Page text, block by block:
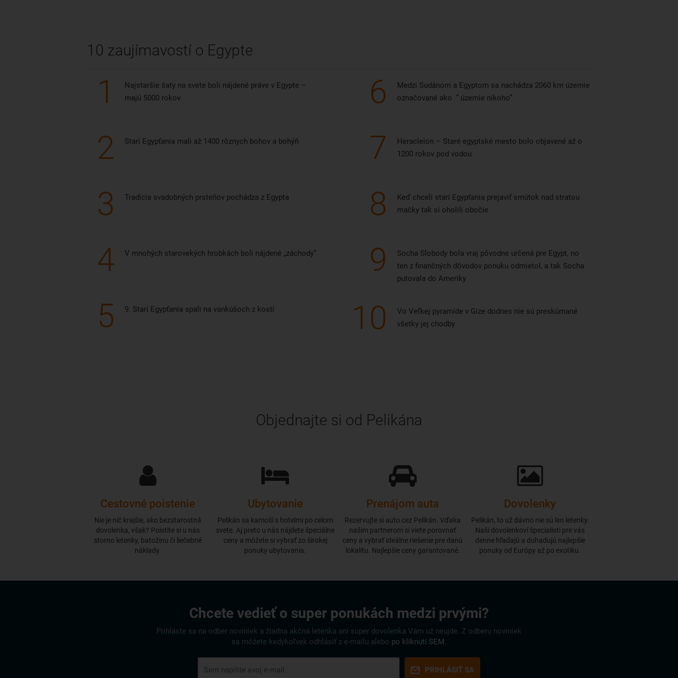
10 zaujímavostí o Egypte
1
Najstaršie šaty na svete boli nájdené práve v Egypte –
majú 5000 rokov
2 Starí Egypťania mali až 1400 rôznych bohov a bohýň
3 Tradícia svadobných prsteňov pochádza z Egypta
4 V mnohých starovekých hrobkách boli nájdené „záchody“
5 9. Starí Egypťania spali na vankúšoch z kostí
6
Medzi Sudánom a Egyptom sa nachádza 2060 km územie
označované ako ” územie nikoho”
7
Heracleion – Staré egyptské mesto bolo objavené až o
1200 rokov pod vodou
8
Keď chceli starí Egypťania prejaviť smútok nad stratou
mačky tak si oholili obočie
9
Socha Slobody bola vraj pôvodne určená pre Egypt, no
ten z finančných dôvodov ponuku odmietol, a tak Socha
putovala do Ameriky
10
Vo Veľkej pyramíde v Gíze dodnes nie sú preskúmané
všetky jej chodby
Objednajte si od Pelikána
Cestovné poistenie
Nie je nič krajšie, ako bezstarostná
dovolenka, však? Poistite si u nás
storno letenky, batožinu či liečebné
náklady.
Ubytovanie
Pelikán sa kamoší s hotelmi po celom
svete. Aj preto u nás nájdete špeciálne
ceny a môžete si vybrať zo širokej
ponuky ubytovania.
Prenájom auta
Rezervujte si auto cez Pelikán. Vďaka
našim partnerom si viete porovnať
ceny a vybrať ideálne riešenie pre danú
lokalitu. Najlepšie ceny garantované.
Dovolenky
Pelikán, to už dávno nie sú len letenky.
Naši dovolenkoví špecialisti pre vás
denne hľadajú a dohadujú najlepšie
ponuky od Európy až po exotiku.
Chcete vedieť o super ponukách medzi prvými?
Prihláste sa na odber noviniek a žiadna akčná letenka ani super dovolenka Vám už neujde. Z odberu noviniek
sa môžete kedykoľvek odhlásiť z e-mailu alebo po kliknutí SEM.
PRIHLÁSIŤ SA